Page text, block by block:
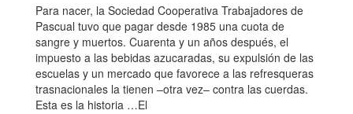
Para nacer, la Sociedad Cooperativa Trabajadores de
Pascual tuvo que pagar desde 1985 una cuota de
sangre y muertos. Cuarenta y un años después, el
impuesto a las bebidas azucaradas, su expulsión de las
escuelas y un mercado que favorece a las refresqueras
trasnacionales la tienen –otra vez– contra las cuerdas.
Esta es la historia …El